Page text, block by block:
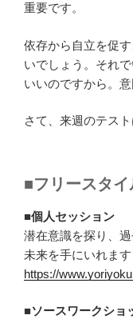
重要です。
依存から自立を促
いでしょう。それ
いいのですから。
さて、来週のテス
■フリースタ
■個人セッション
潜在意識を探り、
未来を手にいれます
https://
■ソースワークショ